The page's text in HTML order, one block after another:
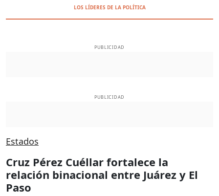
LOS LÍDERES DE LA POLÍTICA
PUBLICIDAD
PUBLICIDAD
Estados
Cruz Pérez Cuéllar fortalece la
relación binacional entre Juárez y El
Paso